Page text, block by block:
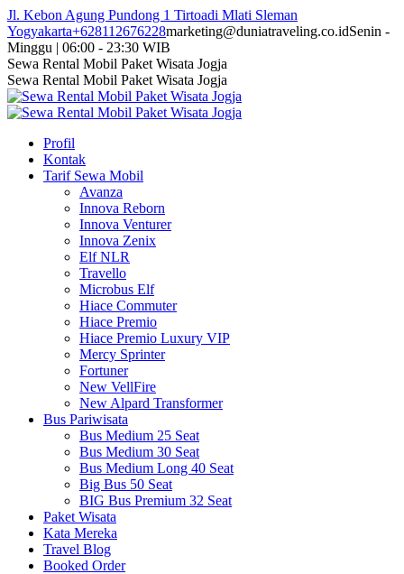
Skip
to
content
Jl. Kebon Agung Pundong 1 Tirtoadi Mlati Sleman
Yogyakarta+628112676228marketing@duniatraveling.co.idSenin -
Minggu | 06:00 - 23:30 WIB
Facebook
page
opens
in
window
Twitter
page
opens
in
window
Instagram
page
opens
in
window
YouTube
page
opens
in
window
Sewa Rental Mobil Paket Wisata Jogja
Sewa Rental Mobil Paket Wisata Jogja
Profil
Kontak
Tarif Sewa Mobil
Avanza
Innova Reborn
Innova Venturer
Innova Zenix
Elf NLR
Travello
Microbus Elf
Hiace Commuter
Hiace Premio
Hiace Premio Luxury VIP
Mercy Sprinter
Fortuner
New VellFire
New Alpard Transformer
Bus Pariwisata
Bus Medium 25 Seat
Bus Medium 30 Seat
Bus Medium Long 40 Seat
Big Bus 50 Seat
BIG Bus Premium 32 Seat
Paket Wisata
Kata Mereka
Travel Blog
Booked Order